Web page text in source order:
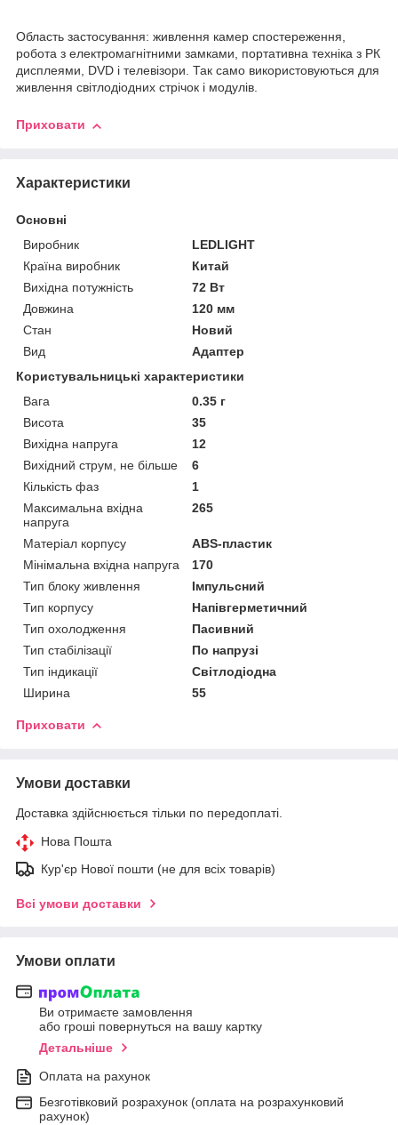
Область застосування: живлення камер спостереження,
робота з електромагнітними замками, портативна техніка з РК
дисплеями, DVD і телевізори. Так само використовуються для
живлення світлодіодних стрічок і модулів.
Приховати
Характеристики
Основні
Виробник
LEDLIGHT
Країна виробник
Китай
Вихідна потужність
72 Вт
Довжина
120 мм
Стан
Новий
Вид
Адаптер
Користувальницькі характеристики
Вага
0.35 г
Висота
35
Вихідна напруга
12
Вихідний струм, не більше
6
Кількість фаз
1
Максимальна вхідна
напруга
265
Матеріал корпусу
ABS-пластик
Мінімальна вхідна напруга
170
Тип блоку живлення
Імпульсний
Тип корпусу
Напівгерметичний
Тип охолодження
Пасивний
Тип стабілізації
По напрузі
Тип індикації
Світлодіодна
Ширина
55
Приховати
Умови доставки
Доставка здійснюється тільки по передоплаті.
Нова Пошта
Кур'єр Нової пошти (не для всіх товарів)
Всі умови доставки
Умови оплати
Ви отримаєте замовлення
або гроші повернуться на вашу картку
Детальніше
Оплата на рахунок
Безготівковий розрахунок (оплата на розрахунковий
рахунок)